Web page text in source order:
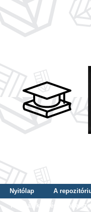
Nyitólap A
Tallózás képzés szintje